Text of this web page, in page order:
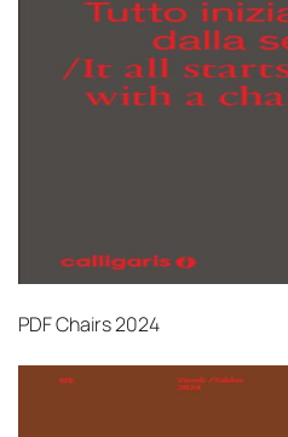
PDFChairs 2024